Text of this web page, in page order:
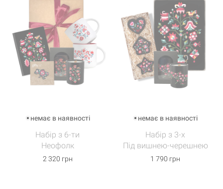
немає в наявності
Набір з 6-ти
Неофолк
2 320 грн
немає в наявності
Набір з 3-х
Під вишнею-черешнею
1 790 грн